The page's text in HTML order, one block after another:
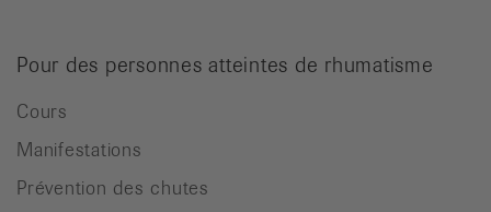
Pour des personnes atteintes de rhumatisme
Cours
Manifestations
Prévention des chutes